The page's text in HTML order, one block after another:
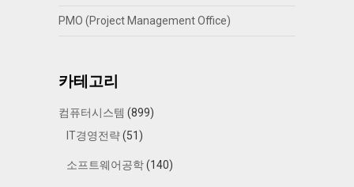
PMO (Project Management Office)
카테고리
컴퓨터시스템 (899)
IT경영전략(51)
소프트웨어공학(140)